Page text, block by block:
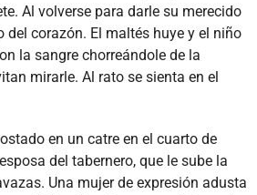
Al volverse para darle su merecido
del corazón. El maltés huye y el niño
la sangre chorreándole de la
mirarle. Al rato se sienta en el
en un catre en el cuarto de
del tabernero, que le sube la
Una mujer de expresión adusta